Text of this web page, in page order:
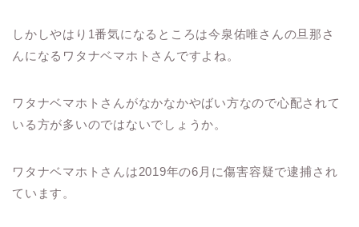
しかしやはり1番気になるところは今泉佑唯さんの旦那さ
んになるワタナベマホトさんですよね。
ワタナベマホトさんがなかなかやばい方なので心配されて
いる方が多いのではないでしょうか。
ワタナベマホトさんは2019年の6月に傷害容疑で逮捕され
ています。